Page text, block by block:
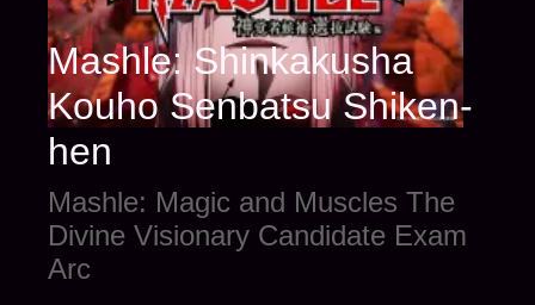
Mashle: Shinkakusha
Kouho Senbatsu Shiken-
hen
Mashle: Magic and Muscles The
Divine Visionary Candidate Exam
Arc